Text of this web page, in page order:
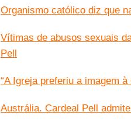
Organismo católico diz que
Vítimas de abusos sexuais
Pell
“A Igreja preferiu a imagem
Austrália. Cardeal Pell